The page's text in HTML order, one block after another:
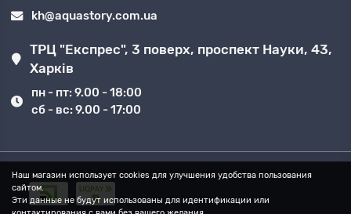
Наш магазин использует cookies для улучшения удобства пользования
сайтом.
Эти данные не будут использованы для идентификации или
kh@aquastory.com.ua
ТРЦ "Експрес", 3 поверх, проспект Науки, 43,
Харків
пн - пт: 9.00 - 18:00
сб - вс: 9.00 - 17:00